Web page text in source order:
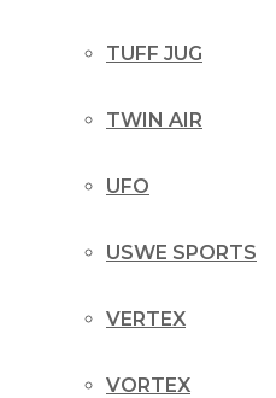
TUFF JUG
TWIN AIR
UFO
USWE SPORTS
VERTEX
VORTEX